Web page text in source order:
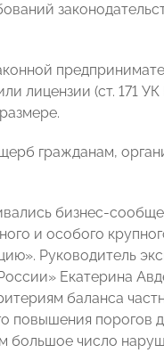
лицензии (ст. 171
гражданам,
бизнес-
и особого
Руководитель
Екатерина
баланса
повышения порогов
большое число